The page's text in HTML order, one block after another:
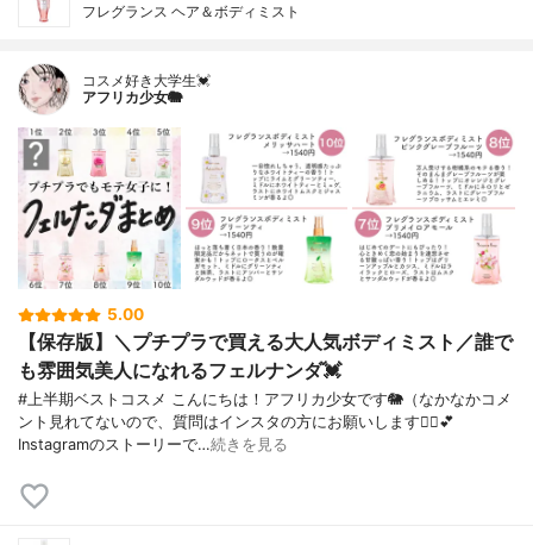
フレグランス ヘア＆ボディミスト
コスメ好き大学生💓
アフリカ少女🐘
5.00
【保存版】＼プチプラで買える大人気ボディミスト／誰で
も雰囲気美人になれるフェルナンダ💓
#上半期ベストコスメ こんにちは！アフリカ少女です🐘（なかなかコメ
ント見れてないので、質問はインスタの方にお願いします🙇‍♀️💕
Instagramのストーリーで…続きを見る